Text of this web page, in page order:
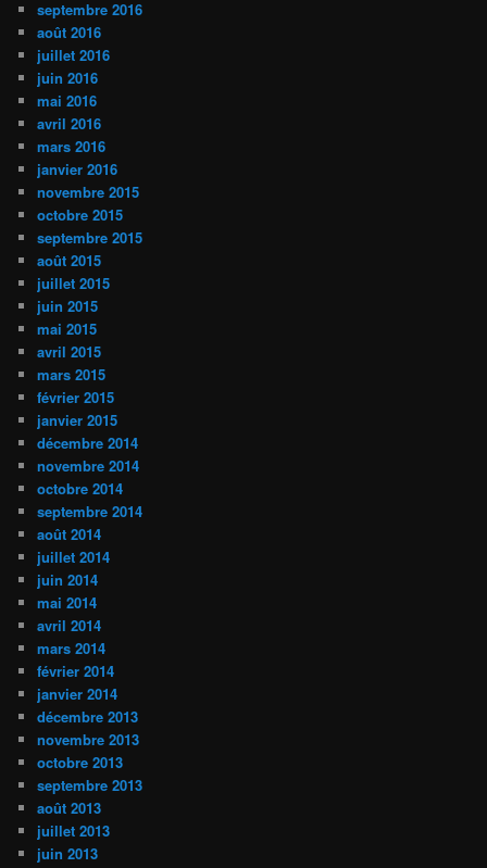
septembre 2016
août 2016
juillet 2016
juin 2016
mai 2016
avril 2016
mars 2016
janvier 2016
novembre 2015
octobre 2015
septembre 2015
août 2015
juillet 2015
juin 2015
mai 2015
avril 2015
mars 2015
février 2015
janvier 2015
décembre 2014
novembre 2014
octobre 2014
septembre 2014
août 2014
juillet 2014
juin 2014
mai 2014
avril 2014
mars 2014
février 2014
janvier 2014
décembre 2013
novembre 2013
octobre 2013
septembre 2013
août 2013
juillet 2013
juin 2013